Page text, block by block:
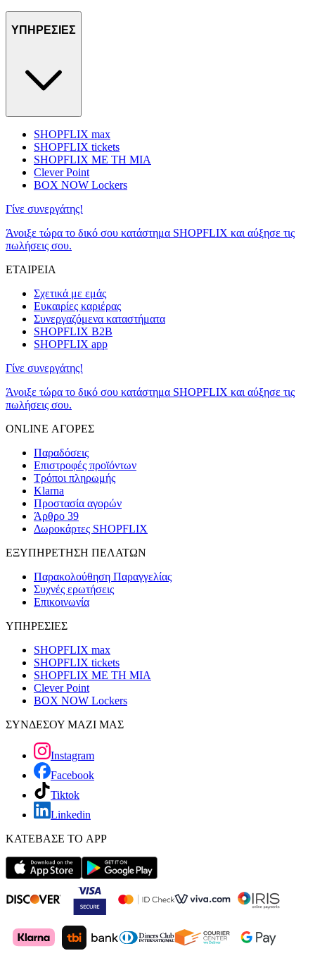
ΥΠΗΡΕΣΙΕΣ
SHOPFLIX max
SHOPFLIX tickets
SHOPFLIX ΜΕ ΤΗ ΜΙΑ
Clever Point
BOX NOW Lockers
Γίνε συνεργάτης!
Άνοιξε τώρα το δικό σου κατάστημα SHOPFLIX και αύξησε τις
πωλήσεις σου.
ΕΤΑΙΡΕΙΑ
Σχετικά με εμάς
Ευκαιρίες καριέρας
Συνεργαζόμενα καταστήματα
SHOPFLIX B2B
SHOPFLIX app
Γίνε συνεργάτης!
Άνοιξε τώρα το δικό σου κατάστημα SHOPFLIX και αύξησε τις
πωλήσεις σου.
ONLINE ΑΓΟΡΕΣ
Παραδόσεις
Επιστροφές προϊόντων
Τρόποι πληρωμής
Klarna
Προστασία αγορών
Άρθρο 39
Δωροκάρτες SHOPFLIX
ΕΞΥΠΗΡΕΤΗΣΗ ΠΕΛΑΤΩΝ
Παρακολούθηση Παραγγελίας
Συχνές ερωτήσεις
Επικοινωνία
ΥΠΗΡΕΣΙΕΣ
SHOPFLIX max
SHOPFLIX tickets
SHOPFLIX ΜΕ ΤΗ ΜΙΑ
Clever Point
BOX NOW Lockers
ΣΥΝΔΕΣΟΥ ΜΑΖΙ ΜΑΣ
Instagram
Facebook
Tiktok
Linkedin
ΚΑΤΕΒΑΣΕ ΤΟ APP